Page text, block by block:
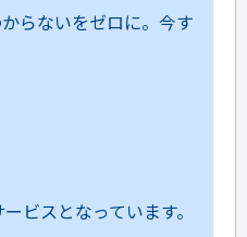
らないをゼロに。今す
ビスとなっています。